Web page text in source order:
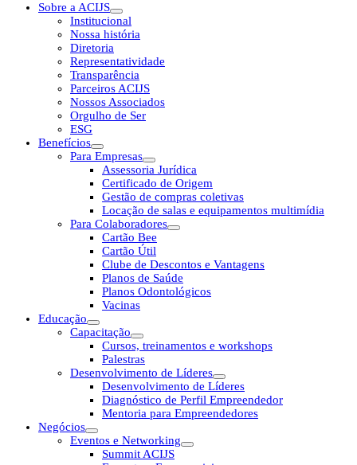
Sobre a ACIJS
Institucional
Nossa história
Diretoria
Representatividade
Transparência
Parceiros ACIJS
Nossos Associados
Orgulho de Ser
ESG
Benefícios
Para Empresas
Assessoria Jurídica
Certificado de Origem
Gestão de compras coletivas
Locação de salas e equipamentos multimídia
Para Colaboradores
Cartão Bee
Cartão Útil
Clube de Descontos e Vantagens
Planos de Saúde
Planos Odontológicos
Vacinas
Educação
Capacitação
Cursos, treinamentos e workshops
Palestras
Desenvolvimento de Líderes
Desenvolvimento de Líderes
Diagnóstico de Perfil Empreendedor
Mentoria para Empreendedores
Negócios
Eventos e Networking
Summit ACIJS